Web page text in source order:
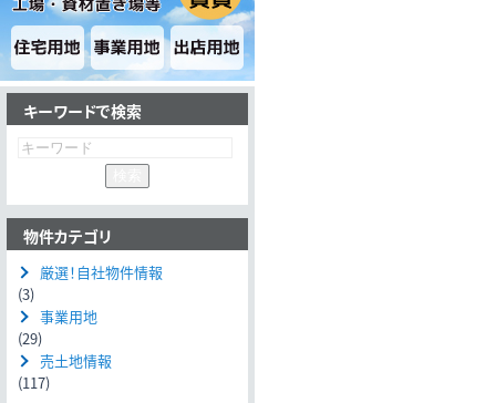
キーワードで検索
物件カテゴリ
厳選！自社物件情報
(3)
事業用地
(29)
売土地情報
(117)